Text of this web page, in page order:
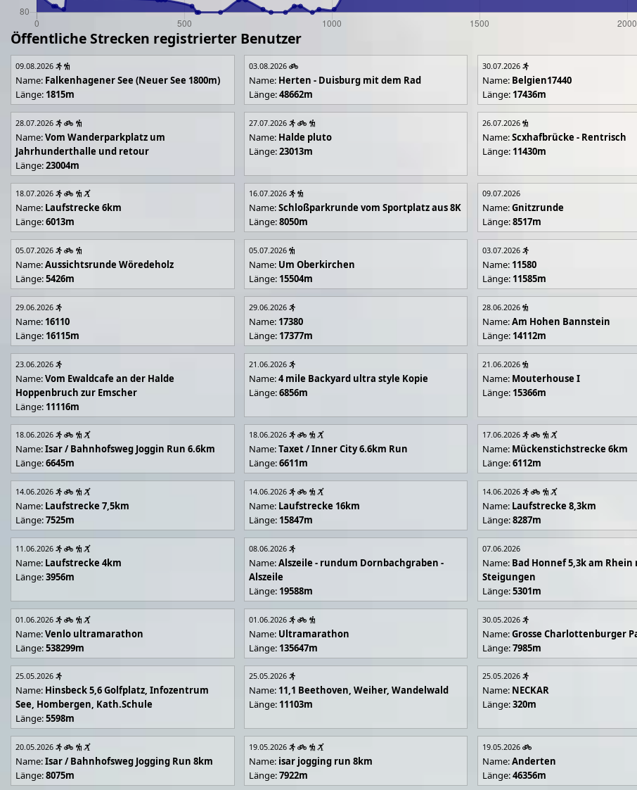
Öffentliche Strecken registrierter Benutzer
09.08.2026
Name: Falkenhagener See (Neuer See 1800m)
Länge: 1815m
03.08.2026
Name: Herten - Duisburg mit dem Rad
Länge:48662m
30.07.2026
Name: Belgien17440
Länge: 17436m
28.07.2026
Name:Vom Wanderparkplatz um
Jahrhunderthalle und retour
Länge:23004m
27.07.2026
Name: Halde pluto
Länge:23013m
26.07.2026
Name:Scxhafbrücke - Rentrisch
Länge: 11430m
18.07.2026
Name: Laufstrecke 6km
Länge:6013m
16.07.2026
Name:Schloßparkrunde vom Sportplatz aus 8K
Länge:8050m
09.07.2026
Name:Gnitzrunde
Länge:8517m
05.07.2026
Name:Aussichtsrunde Wöredeholz
Länge:5426m
05.07.2026
Name: Um Oberkirchen
Länge: 15504m
03.07.2026
Name: 11580
Länge: 11585m
29.06.2026
Name: 16110
Länge: 16115m
29.06.2026
Name: 17380
Länge: 17377m
28.06.2026
Name:Am Hohen Bannstein
Länge: 14112m
23.06.2026
Name:Vom Ewaldcafe an der Halde
Hoppenbruch zur Emscher
Länge: 11116m
21.06.2026
Name:4 mile Backyard ultra style Kopie
Länge:6856m
21.06.2026
Name: Mouterhouse I
Länge: 15366m
18.06.2026
Name:Isar / Bahnhofsweg Joggin Run 6.6km
Länge:6645m
18.06.2026
Name:Taxet / Inner City 6.6km Run
Länge:6611m
17.06.2026
Name: Mückenstichstrecke 6km
Länge:6112m
14.06.2026
Name: Laufstrecke 7,5km
Länge:7525m
14.06.2026
Name: Laufstrecke 16km
Länge: 15847m
14.06.2026
Name: Laufstrecke 8,3km
Länge:8287m
11.06.2026
Name: Laufstrecke 4km
Länge:3956m
08.06.2026
Name:Alszeile - rundum Dornbachgraben -
Alszeile
Länge: 19588m
07.06.2026
Name: Bad Honnef 5,3k am Rhein
Steigungen
Länge:5301m
01.06.2026
Name:Venlo ultramarathon
Länge:538299m
01.06.2026
Name: Ultramarathon
Länge: 135647m
30.05.2026
Name:Grosse Charlottenburger
Länge:7985m
25.05.2026
Name: Hinsbeck 5,6 Golfplatz, Infozentrum
See, Hombergen, Kath.Schule
Länge:5598m
25.05.2026
Name: 11,1 Beethoven, Weiher, Wandelwald
Länge: 11103m
25.05.2026
Name: NECKAR
Länge:320m
20.05.2026
Name:Isar / Bahnhofsweg Jogging Run 8km
Länge:8075m
19.05.2026
Name: isar jogging run 8km
Länge:7922m
19.05.2026
Name:Anderten
Länge:46356m